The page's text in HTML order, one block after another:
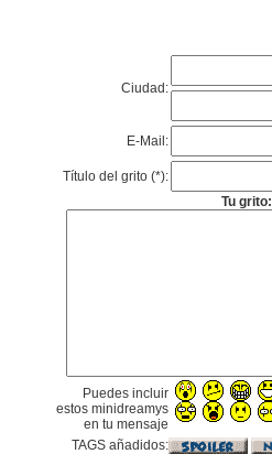
Ciudad:
E-Mail:
Título del grito (*):
Tu grito:
Puedes incluir
estos minidreamys
en tu mensaje
TAGS añadidos: